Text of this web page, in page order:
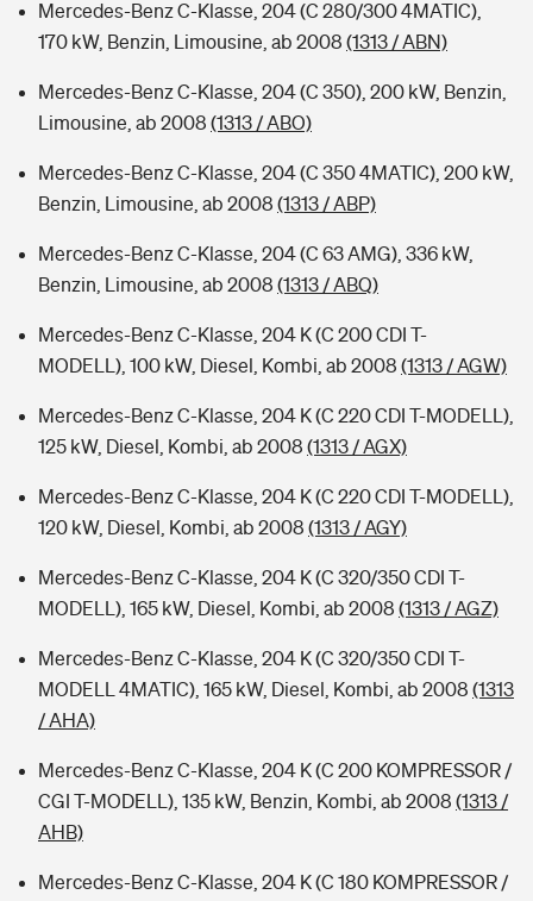
Mercedes-Benz C-Klasse, 204 (C 280/300 4MATIC),
170 kW, Benzin, Limousine, ab 2008 (1313 / ABN)
Mercedes-Benz C-Klasse, 204 (C 350), 200 kW, Benzin,
Limousine, ab 2008 (1313 / ABO)
Mercedes-Benz C-Klasse, 204 (C 350 4MATIC), 200 kW,
Benzin, Limousine, ab 2008 (1313 / ABP)
Mercedes-Benz C-Klasse, 204 (C 63 AMG), 336 kW,
Benzin, Limousine, ab 2008 (1313 / ABQ)
Mercedes-Benz C-Klasse, 204 K (C 200 CDI T-
MODELL), 100 kW, Diesel, Kombi, ab 2008 (1313 / AGW)
Mercedes-Benz C-Klasse, 204 K (C 220 CDI T-MODELL),
125 kW, Diesel, Kombi, ab 2008 (1313 / AGX)
Mercedes-Benz C-Klasse, 204 K (C 220 CDI T-MODELL),
120 kW, Diesel, Kombi, ab 2008 (1313 / AGY)
Mercedes-Benz C-Klasse, 204 K (C 320/350 CDI T-
MODELL), 165 kW, Diesel, Kombi, ab 2008 (1313 / AGZ)
Mercedes-Benz C-Klasse, 204 K (C 320/350 CDI T-
MODELL 4MATIC), 165 kW, Diesel, Kombi, ab 2008 (1313
/ AHA)
Mercedes-Benz C-Klasse, 204 K (C 200 KOMPRESSOR /
CGI T-MODELL), 135 kW, Benzin, Kombi, ab 2008 (1313 /
AHB)
Mercedes-Benz C-Klasse, 204 K (C 180 KOMPRESSOR /